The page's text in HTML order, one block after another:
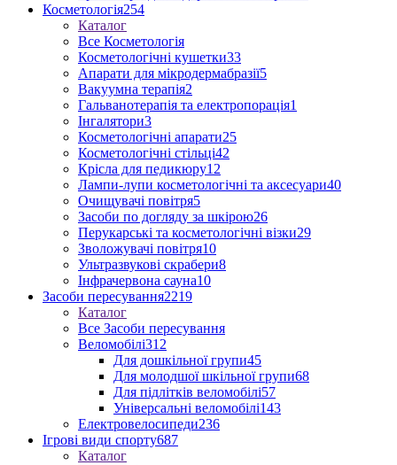
Косметологія254
Каталог
Все Косметологія
Косметологічні кушетки33
Апарати для мікродермабразії5
Вакуумна терапія2
Гальванотерапія та електропорація1
Інгалятори3
Косметологічні апарати25
Косметологічні стільці42
Крісла для педикюру12
Лампи-лупи косметологічні та аксесуари40
Очищувачі повітря5
Засоби по догляду за шкірою26
Перукарські та косметологічні візки29
Зволожувачі повітря10
Ультразвукові скрабери8
Інфрачервона сауна10
Засоби пересування2219
Каталог
Все Засоби пересування
Веломобілі312
Для дошкільної групи45
Для молодшої шкільної групи68
Для підлітків веломобілі57
Універсальні веломобілі143
Електровелосипеди236
Ігрові види спорту687
Каталог